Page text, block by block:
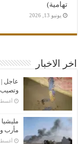
تهامية)
يونيو 13, 2026
اخر الاخبار
عاجل |
وتصيب
أغسطس
مأرب
أغسطس